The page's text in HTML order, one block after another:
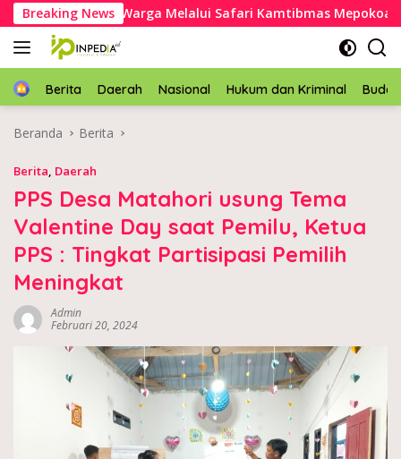
Langsung
ke
konten
Breaking News
Aspirasi Warga Melalui Safari Kamtibmas Mepokoaso
HomeBerita Daerah Nasional Hukum dan Kriminal
Beranda Berita
Berita, Daerah
PPS Desa Matahori usung Tema
Valentine Day saat Pemilu, Ketua
PPS : Tingkat Partisipasi Pemilih
Meningkat
Admin
Februari 20, 2024